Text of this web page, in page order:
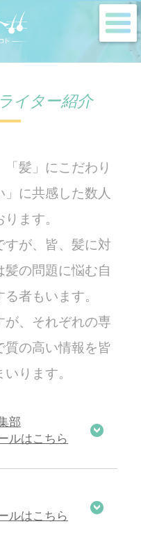
ライター紹介
髪」にこだわり
に共感した数人
ます。
すが、皆、髪に対
の問題に悩む自
者もいます。
が、それぞれの専
質の高い情報を皆
ります。
部
ルはこちら
ルはこちら